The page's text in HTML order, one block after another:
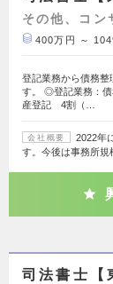
その他、コン
400万円 ～
登記業務から債務整
す。 ◎登記業務：
産登記 4割（…
会社概要
2022年
す。今後は事務所規
司法書士【